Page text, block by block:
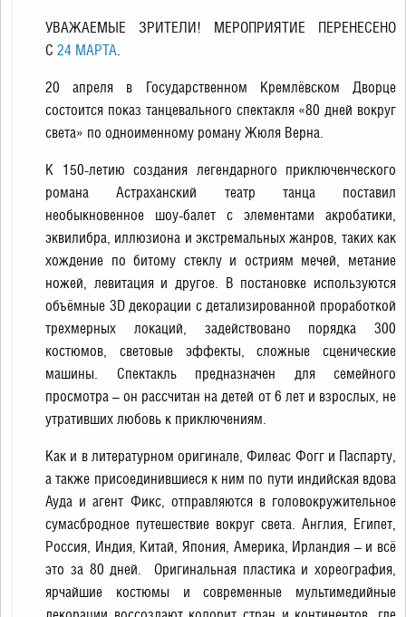
УВАЖАЕМЫЕ ЗРИТЕЛИ! МЕРОПРИЯТИЕ ПЕРЕНЕСЕНО
С 24 МАРТА.
20 апреля в Государственном Кремлёвском Дворце
состоится показ танцевального спектакля «80 дней вокруг
света» по одноименному роману Жюля Верна.
К 150-летию создания легендарного приключенческого
романа Астраханский театр танца поставил
необыкновенное шоу-балет с элементами акробатики,
эквилибра, иллюзиона и экстремальных жанров, таких как
хождение по битому стеклу и остриям мечей, метание
ножей, левитация и другое. В постановке используются
объёмные 3D декорации с детализированной проработкой
трехмерных локаций, задействовано порядка 300
костюмов, световые эффекты, сложные сценические
машины. Спектакль предназначен для семейного
просмотра – он рассчитан на детей от 6 лет и взрослых, не
утративших любовь к приключениям.
Как и в литературном оригинале, Филеас Фогг и Паспарту,
а также присоединившиеся к ним по пути индийская вдова
Ауда и агент Фикс, отправляются в головокружительное
сумасбродное путешествие вокруг света. Англия, Египет,
Россия, Индия, Китай, Япония, Америка, Ирландия – и всё
это за 80 дней. Оригинальная пластика и хореография,
ярчайшие костюмы и современные мультимедийные